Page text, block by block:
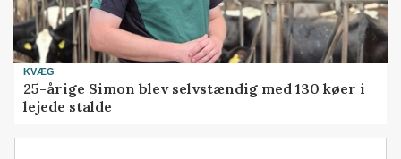
KVÆG
25-årige Simon blev selvstændig med 130 køer i
lejede stalde